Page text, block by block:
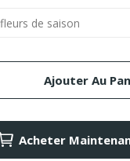
Ajouter Au
Acheter